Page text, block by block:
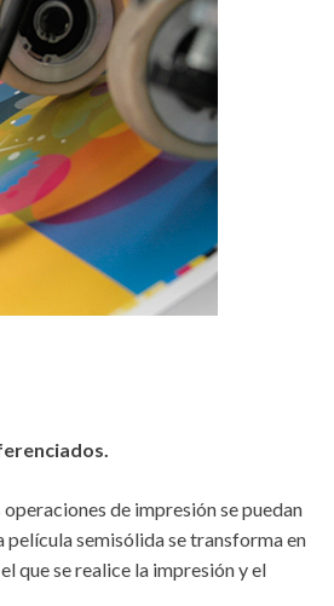
de impresión se puedan
película semisólida se transforma en
que se realice la impresión y el